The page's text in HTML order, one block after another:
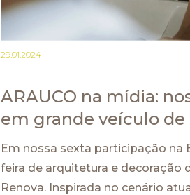
29.01.2024
ARAUCO na mídia:
em grande veículo
Em nossa sexta participação na
feira de arquitetura e decoração
Renova. Inspirada no cenário